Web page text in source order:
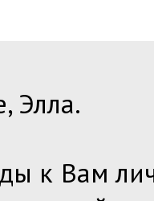
Элла.
к Вам